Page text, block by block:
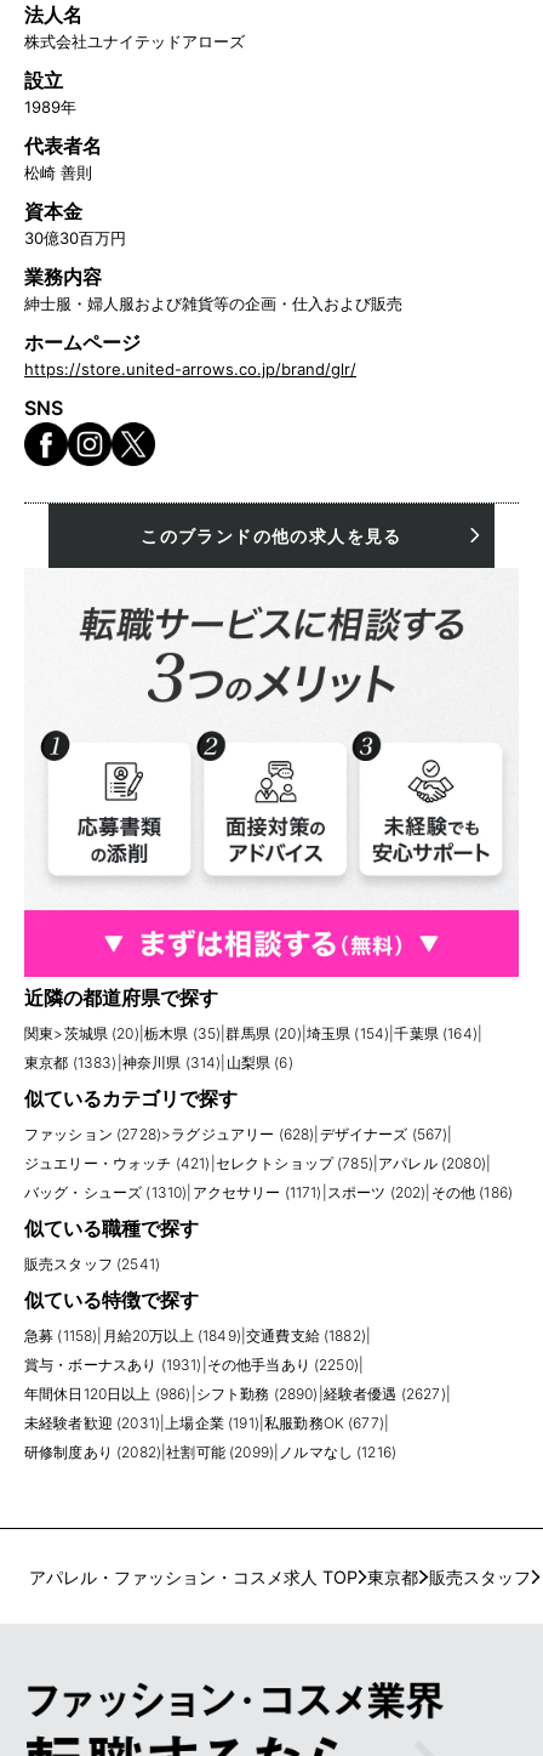
法人名
株式会社ユナイテッドアローズ
設立
1989年
代表者名
松崎 善則
資本金
30億30百万円
業務内容
紳士服・婦人服および雑貨等の企画・仕入および販売
ホームページ
https://store.united-arrows.co.jp/brand/glr/
SNS
このブランドの他の求人を見る
近隣の都道府県で探す
関東>茨城県 (20) 栃木県 (35) |群馬県 (20) 埼玉県 (154) |千葉県 (164)
東京都 (1383) 神奈川県 (314) 山梨県 (6)
似ているカテゴリで探す
ファッション (2728)>ラグジュアリー (628) デザイナーズ (567)
ジュエリー・ウォッチ (421) セレクトショップ (785) アパレル (2080)
バッグ・シューズ (1310) アクセサリー (1171) スポーツ (202) その他 (186)
似ている職種で探す
販売スタッフ (2541)
似ている特徴で探す
急募 (1158) 月給20万以上 (1849) |交通費支給 (1882)
賞与・ボーナスあり (1931) その他手当あり (2250)
年間休日120日以上 (986) シフト勤務 (2890) 経験者優遇 (2627)
未経験者歓迎 (2031) |上場企業 (191) |私服勤務OK (677)
研修制度あり (2082) |社割可能 (2099) ノルマなし (1216)
アパレル・ファッション・コスメ求人 TOP 東京都 販売スタッフ